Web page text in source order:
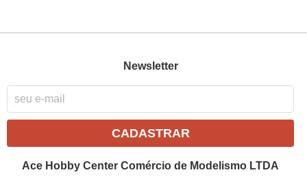
Newsletter
CADASTRAR
Ace Hobby Center Comércio de Modelismo LTDA